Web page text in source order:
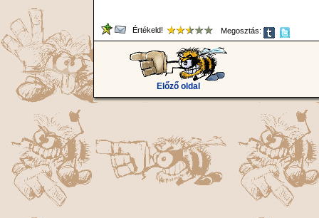
Értékeld! Megosztás:
Előző oldal